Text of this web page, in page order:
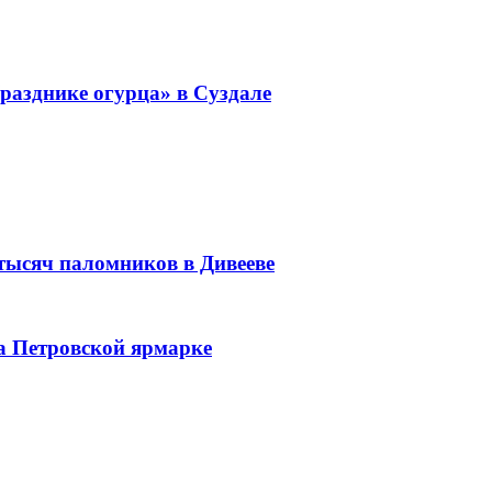
огурца» в Суздале
паломников в Дивееве
Петровской ярмарке